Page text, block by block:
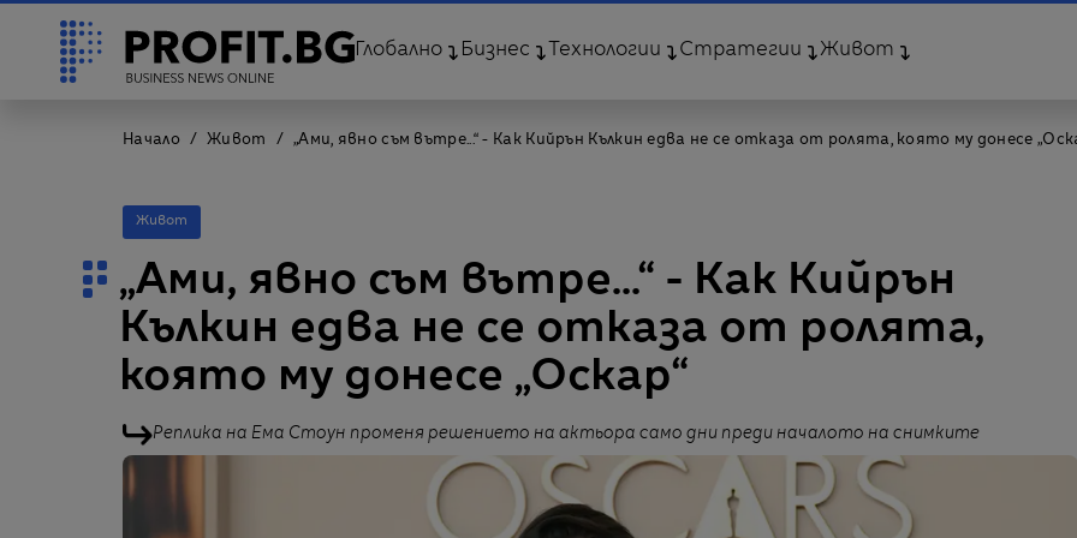
Глобално Бизнес Технологии Стратегии Живот
Начало Живот „Ами, явно съм вътре...“ - Как Кийрън Кълкин едва не се отказа от ролята, която му донесе
Живот
„Ами, явно съм вътре...“ - Как Кийрън
Кълкин едва не се отказа от ролята,
която му донесе „Оскар“
Реплика на Ема Стоун променя решението на актьора само дни преди началото на снимките